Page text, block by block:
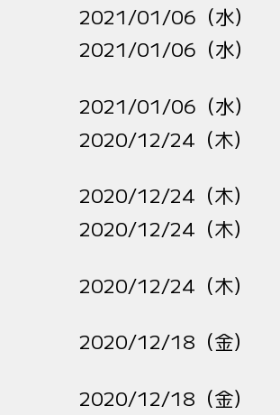
2021/01/06（水）
2021/01/06（水）
2021/01/06（水）
2020/12/24（木）
2020/12/24（木）
2020/12/24（木）
2020/12/24（木）
2020/12/18（金）
2020/12/18（金）